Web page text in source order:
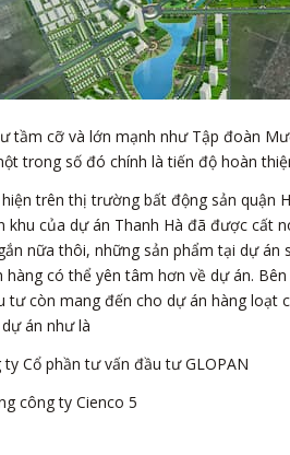
tầm cỡ và lớn mạnh như Tập đoàn
trong số đó chính là tiến độ hoàn
trên thị trường bất động sản quận
khu của dự án Thanh Hà đã được cất
nữa thôi, những sản phẩm tại dự
hàng có thể yên tâm hơn về dự án.
tư còn mang đến cho dự án hàng
án như là
Cổ phần tư vấn đầu tư GLOPAN
công ty Cienco 5